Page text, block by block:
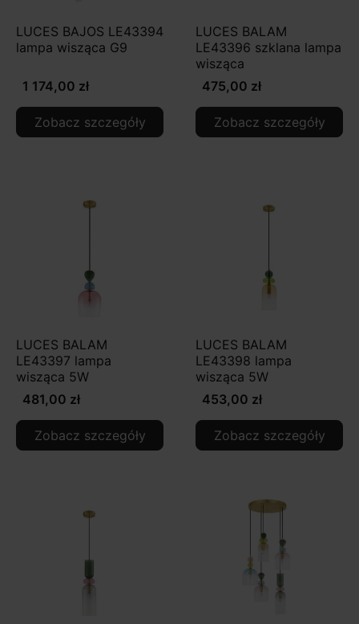
LUCES BAJOS LE43394
lampa wisząca G9
1 174,00 zł
Zobacz szczegóły
LUCES BALAM
LE43396 szklana lampa
wisząca
475,00 zł
Zobacz szczegóły
LUCES BALAM
LE43397 lampa
wisząca 5W
481,00 zł
Zobacz szczegóły
LUCES BALAM
LE43398 lampa
wisząca 5W
453,00 zł
Zobacz szczegóły